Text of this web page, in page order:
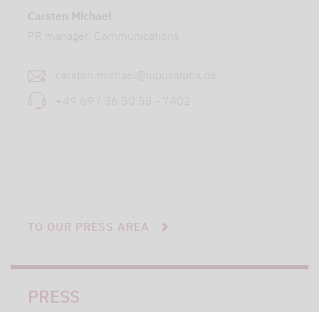
Carsten Michael
PR manager, Communications
carsten.michael@lupusalpha.de
+49 69 / 36 50 58 - 7402
TO OUR PRESS AREA
PRESS